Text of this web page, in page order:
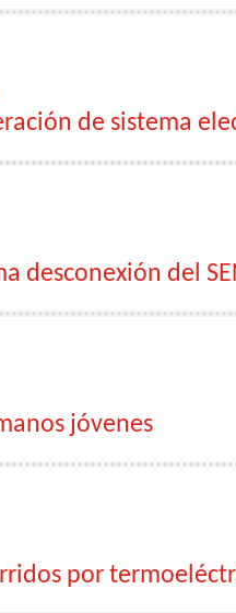
de sistema
desconexión del
jóvenes
por